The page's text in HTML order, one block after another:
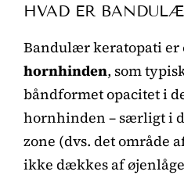
HVAD ER
Bandulær keratopati er
hornhinden, som
båndformet opacitet i
hornhinden – særligt i
zone (dvs. det område
ikke dækkes af